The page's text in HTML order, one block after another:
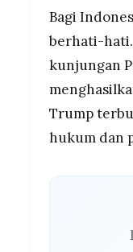
Bagi
berhati-hati.
kunjungan
Trump
hukum dan